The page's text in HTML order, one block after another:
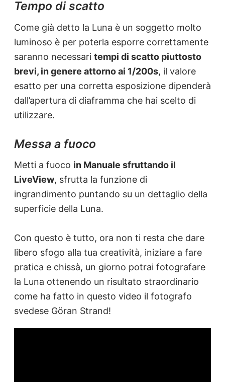
Tempo di scatto
Come già detto la Luna è un soggetto molto
luminoso è per poterla esporre correttamente
saranno necessari tempi di scatto piuttosto
brevi, in genere attorno ai 1/200s, il valore
esatto per una corretta esposizione dipenderà
dall’apertura di diaframma che hai scelto di
utilizzare.
Messa a fuoco
Metti a fuoco in Manuale sfruttando il
LiveView, sfrutta la funzione di
ingrandimento puntando su un dettaglio della
superficie della Luna.
Con questo è tutto, ora non ti resta che dare
libero sfogo alla tua creatività, iniziare a fare
pratica e chissà, un giorno potrai fotografare
la Luna ottenendo un risultato straordinario
come ha fatto in questo video il fotografo
svedese Göran Strand!